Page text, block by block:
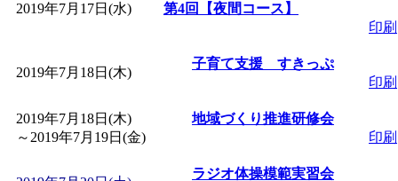
2019年7月17日(水)
第4回【夜間コース】
印刷
2019年7月18日(木)
子育て支援 すきっぷ
印刷
2019年7月18日(木)
～ 2019年7月19日(金)
地域づくり推進研修会
印刷
ラジオ体操模範実習会